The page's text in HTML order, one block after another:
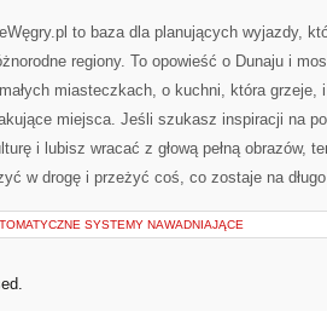
to baza dla planujących wyjazdy,
regiony. To opowieść o Dunaju i
miasteczkach, o kuchni, która grzeje,
miejsca. Jeśli szukasz inspiracji na
i lubisz wracać z głową pełną obrazów,
w drogę i przeżyć coś, co zostaje na
SYSTEMY NAWADNIAJĄCE